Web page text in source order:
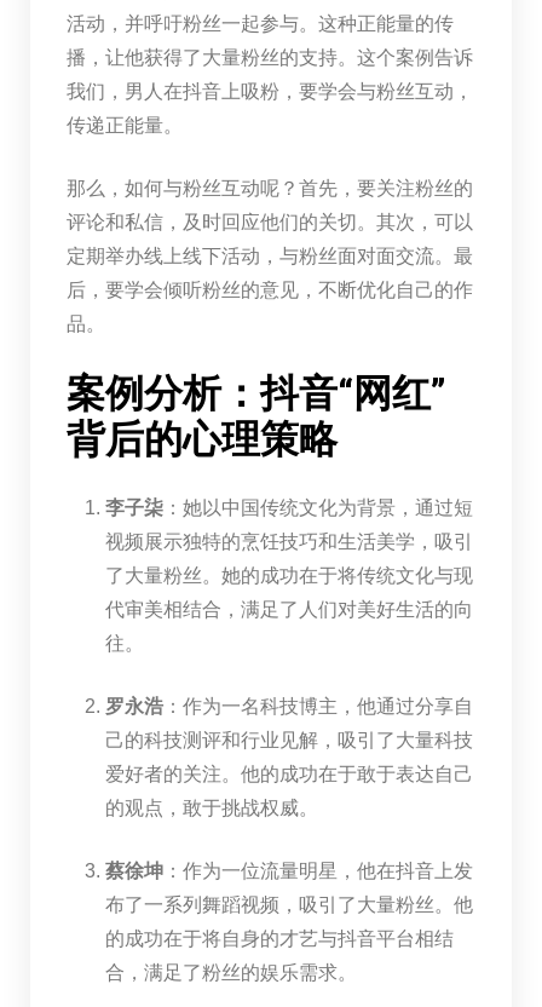
活动，并呼吁粉丝一起参与。这种正能量的传
播，让他获得了大量粉丝的支持。这个案例告诉
我们，男人在抖音上吸粉，要学会与粉丝互动，
传递正能量。
那么，如何与粉丝互动呢？首先，要关注粉丝的
评论和私信，及时回应他们的关切。其次，可以
定期举办线上线下活动，与粉丝面对面交流。最
后，要学会倾听粉丝的意见，不断优化自己的作
品。
案例分析：抖音“网红”
背后的心理策略
李子柒：她以中国传统文化为背景，通过短
视频展示独特的烹饪技巧和生活美学，吸引
了大量粉丝。她的成功在于将传统文化与现
代审美相结合，满足了人们对美好生活的向
往。
罗永浩：作为一名科技博主，他通过分享自
己的科技测评和行业见解，吸引了大量科技
爱好者的关注。他的成功在于敢于表达自己
的观点，敢于挑战权威。
蔡徐坤：作为一位流量明星，他在抖音上发
布了一系列舞蹈视频，吸引了大量粉丝。他
的成功在于将自身的才艺与抖音平台相结
合，满足了粉丝的娱乐需求。